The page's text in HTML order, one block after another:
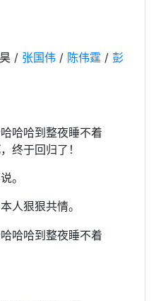
/ 张国伟 / 陈伟霆 / 彭
，终于回归了！
。
人狠狠共情。